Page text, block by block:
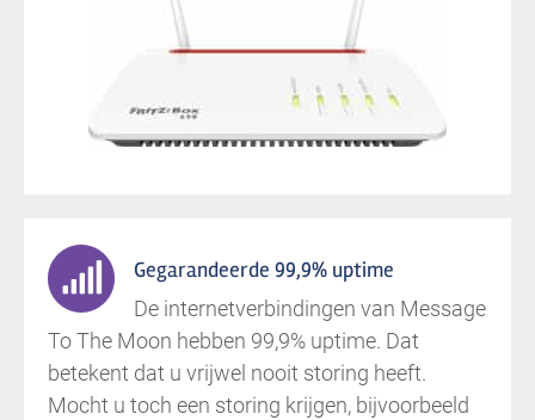
Gegarandeerde 99,9% uptime
De internetverbindingen van Message
To The Moon hebben 99,9% uptime. Dat
betekent dat u vrijwel nooit storing heeft.
Mocht u toch een storing krijgen, bijvoorbeeld